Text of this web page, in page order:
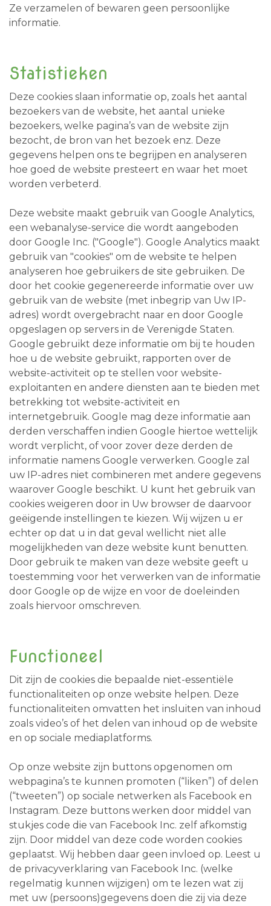
Ze verzamelen of bewaren geen persoonlijke
informatie.
Statistieken
Deze cookies slaan informatie op, zoals het aantal
bezoekers van de website, het aantal unieke
bezoekers, welke pagina’s van de website zijn
bezocht, de bron van het bezoek enz. Deze
gegevens helpen ons te begrijpen en analyseren
hoe goed de website presteert en waar het moet
worden verbeterd.
Deze website maakt gebruik van Google Analytics,
een webanalyse-service die wordt aangeboden
door Google Inc. ("Google"). Google Analytics maakt
gebruik van "cookies" om de website te helpen
analyseren hoe gebruikers de site gebruiken. De
door het cookie gegenereerde informatie over uw
gebruik van de website (met inbegrip van Uw IP-
adres) wordt overgebracht naar en door Google
opgeslagen op servers in de Verenigde Staten.
Google gebruikt deze informatie om bij te houden
hoe u de website gebruikt, rapporten over de
website-activiteit op te stellen voor website-
exploitanten en andere diensten aan te bieden met
betrekking tot website-activiteit en
internetgebruik. Google mag deze informatie aan
derden verschaffen indien Google hiertoe wettelijk
wordt verplicht, of voor zover deze derden de
informatie namens Google verwerken. Google zal
uw IP-adres niet combineren met andere gegevens
waarover Google beschikt. U kunt het gebruik van
cookies weigeren door in Uw browser de daarvoor
geëigende instellingen te kiezen. Wij wijzen u er
echter op dat u in dat geval wellicht niet alle
mogelijkheden van deze website kunt benutten.
Door gebruik te maken van deze website geeft u
toestemming voor het verwerken van de informatie
door Google op de wijze en voor de doeleinden
zoals hiervoor omschreven.
Functioneel
Dit zijn de cookies die bepaalde niet-essentiële
functionaliteiten op onze website helpen. Deze
functionaliteiten omvatten het insluiten van inhoud
zoals video’s of het delen van inhoud op de website
en op sociale mediaplatforms.
Op onze website zijn buttons opgenomen om
webpagina’s te kunnen promoten (“liken”) of delen
(“tweeten”) op sociale netwerken als Facebook en
Instagram. Deze buttons werken door middel van
stukjes code die van Facebook Inc. zelf afkomstig
zijn. Door middel van deze code worden cookies
geplaatst. Wij hebben daar geen invloed op. Leest u
de privacyverklaring van Facebook Inc. (welke
regelmatig kunnen wijzigen) om te lezen wat zij
met uw (persoons)gegevens doen die zij via deze